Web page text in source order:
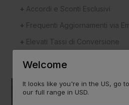
+ Accordi e Sconti Esclusivi
+ Frequenti Aggiornamenti via
+ Elevati Tassi di Conversione
Welcome
It looks like you're in the US, go
our full range in USD.